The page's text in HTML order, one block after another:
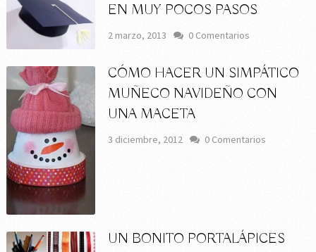
EN MUY POCOS PASOS
2 marzo, 2013 0 Comentarios
CÓMO HACER UN SIMPÁTICO
MUÑECO NAVIDEÑO CON
UNA MACETA
3 diciembre, 2012 0 Comentarios
UN BONITO PORTALÁPICES